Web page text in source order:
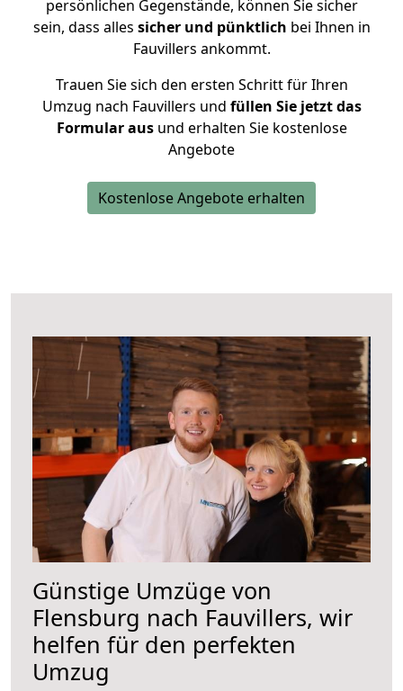
persönlichen Gegenstände, können Sie sicher
sein, dass alles sicher und pünktlich bei Ihnen in
Fauvillers ankommt.
Trauen Sie sich den ersten Schritt für Ihren
Umzug nach Fauvillers und füllen Sie jetzt das
Formular ausund erhalten Sie kostenlose
Angebote
Kostenlose Angebote erhalten
Günstige Umzüge von
Flensburg nach Fauvillers, wir
helfen für den perfekten
Umzug